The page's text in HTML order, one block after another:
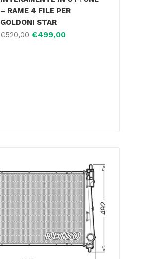
– RAME 4 FILE PER
GOLDONI STAR
€520,00 €499,00